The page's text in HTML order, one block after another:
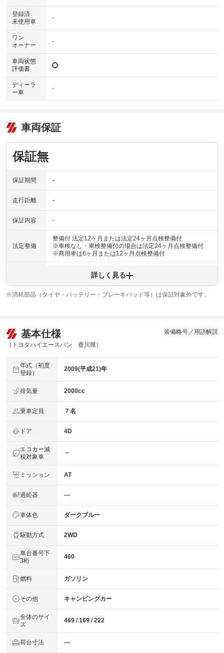
登録済
未使用車
-
ワン
オーナー
-
車両状態
評価書
ディーラ
ー車
-
車両保証
保証無
保証期間 -
走行距離 -
保証内容 -
法定整備
整備付 法定12ヶ月または法定24ヶ月点検整備付
※車検なし・車検整備付の場合は法定24ヶ月点検整備付
※商用車は6ヶ月または12ヶ月点検整備付
について
ター、ワイパーゴムの交換を行います。また、点検結果に
基づいて修理、交換が必要と判断された部品を修理、交換
致します。
詳しく見る
※消耗部品（タイヤ・バッテリー・ブレーキパッド等）は保証対象外です。
基本仕様
（トヨタハイエースバン 香川県）
装備略号／用語解説
年式（初度
登録）
2009(平成21)年
排気量 2000cc
乗車定員 ７名
ドア 4D
エコカー減
税対象車
－
ミッション AT
過給器 ―
車体色 ダークブルー
駆動方式 2WD
車台番号下
3桁
460
燃料 ガソリン
その他 キャンピングカー
全体のサイ
ズ
469 / 169 / 222
荷台寸法 ―